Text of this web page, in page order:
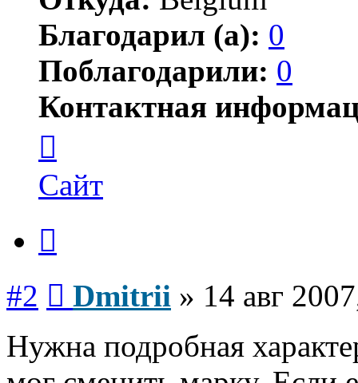
Благодарил (а): 0
Поблагодарили: 0
Контактная
пользователя
Dmitrii
Сайт
#2 Dmitrii » 14 авг
Нужна подробная